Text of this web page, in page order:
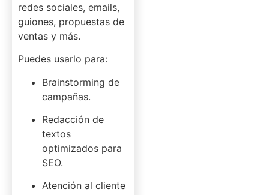
redes sociales, emails,
guiones, propuestas de
ventas y más.
Puedes usarlo para:
Brainstorming de
campañas.
Redacción de
textos
optimizados para
SEO.
Atención al cliente